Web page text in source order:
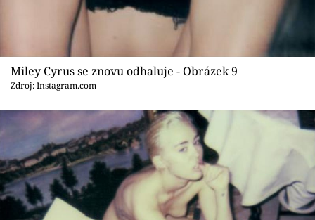
Miley Cyrus se znovu odhaluje - Obrázek 9
Zdroj: Instagram.com